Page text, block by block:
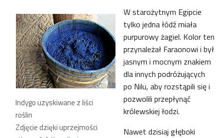
Indygo uzyskiwane z liści
roślin
Zdjęcie dzięki uprzejmości
W starożytnym Egipcie
tylko jedna łódź miała
purpurowy żagiel. Kolor ten
przynależał Faraonowi i był
jasnym i mocnym znakiem
dla innych podróżujących
po Nilu, aby rozstąpili się i
pozwolili przepłynąć
królewskiej łodzi.
Nawet dzisiaj głęboki